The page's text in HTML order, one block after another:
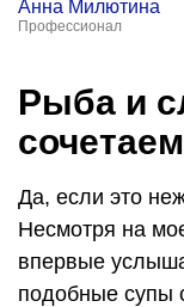
Анна Милютина
Профессионал
Рыба и
Да, если это
Несмотря на
впервые
подобные супы